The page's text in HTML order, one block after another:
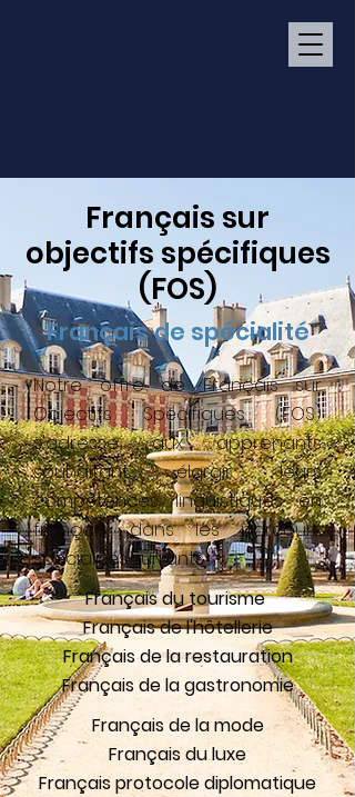
Notre offre de Français sur
Objectifs Spécifiques (FOS)
s'adresse aux apprenants
souhaitant élargir leurs
compétences linguistiques en
français, dans les parcours
spécialisés suivants:
Français du tourisme
Français de l'hôtellerie
Français de la restauration
Français de la gastronomie
Français de la mode
Français du luxe
Français protocole diplomatique
Français sur
objectifs spécifiques
(FOS)
Français de spécialité